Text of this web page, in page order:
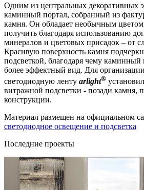
Одним из центральных декоративных
каминный портал, собранный из
камня. Он обладает необычным
получить благодаря использованию
минералов и цветовых присадок – от
Красивую поверхность камня
подсветкой, благодаря чему каминный
более эффектный вид. Для
светодиодную ленту arlight®
витражной подсветки - позади камня,
конструкции.
Материал размещен на официальном
светодиодное освещение и подсветка
Последние проекты